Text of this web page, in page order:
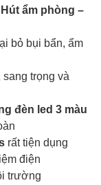
ẩm phòng –
bỏ bụi bẩn, ẩm
trọng và
đèn led 3 màu
rất tiện dụng
điện
trường